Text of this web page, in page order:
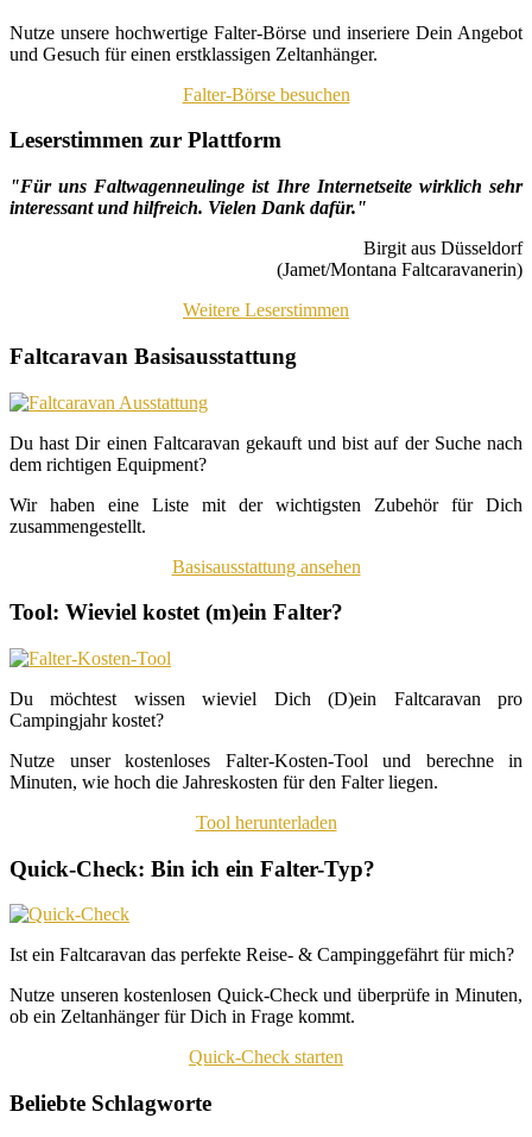
Nutze unsere hochwertige Falter-Börse und inseriere Dein Angebot
und Gesuch für einen erstklassigen Zeltanhänger.
Falter-Börse besuchen
Leserstimmen zur Plattform
"Für uns Faltwagenneulinge ist Ihre Internetseite wirklich sehr
interessant und hilfreich. Vielen Dank dafür."
Birgit aus Düsseldorf
(Jamet/Montana Faltcaravanerin)
Weitere Leserstimmen
Faltcaravan Basisausstattung
Du hast Dir einen Faltcaravan gekauft und bist auf der Suche nach
dem richtigen Equipment?
Wir haben eine Liste mit der wichtigsten Zubehör für Dich
zusammengestellt.
Basisausstattung ansehen
Tool: Wieviel kostet (m)ein Falter?
Du möchtest wissen wieviel Dich (D)ein Faltcaravan pro
Campingjahr kostet?
Nutze unser kostenloses Falter-Kosten-Tool und berechne in
Minuten, wie hoch die Jahreskosten für den Falter liegen.
Tool herunterladen
Quick-Check: Bin ich ein Falter-Typ?
Ist ein Faltcaravan das perfekte Reise- & Campinggefährt für mich?
Nutze unseren kostenlosen Quick-Check und überprüfe in Minuten,
ob ein Zeltanhänger für Dich in Frage kommt.
Quick-Check starten
Beliebte Schlagworte